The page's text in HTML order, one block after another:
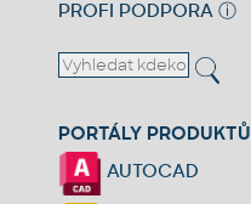
PROFI PODPORA ⓘ
PORTÁLY PRODUKTŮ
AUTOCAD